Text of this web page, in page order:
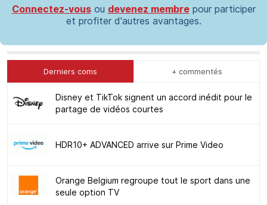
Connectez-vousou devenez membrepour participer
et profiter d'autres avantages.
Derniers coms + commentés
Disney et TikTok signent un accord inédit pour le
partage de vidéos courtes
HDR10+ ADVANCED arrive sur Prime Video
Orange Belgium regroupe tout le sport dans une
seule option TV